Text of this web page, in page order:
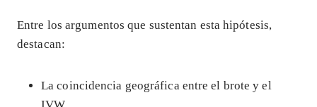
Entre los argumentos que sustentan esta hipótesis,
destacan:
La coincidencia geográfica entre el brote y el
IVW.